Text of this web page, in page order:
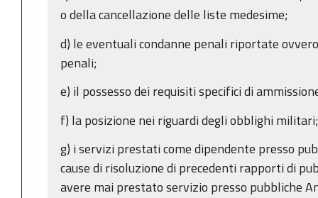
o della cancellazione delle liste medesime;
d) le eventuali condanne penali riportate
penali;
e) il possesso dei requisiti specifici di
f) la posizione nei riguardi degli obblighi militari;
g) i servizi prestati come dipendente presso
cause di risoluzione di precedenti rapporti di
avere mai prestato servizio presso pubbliche